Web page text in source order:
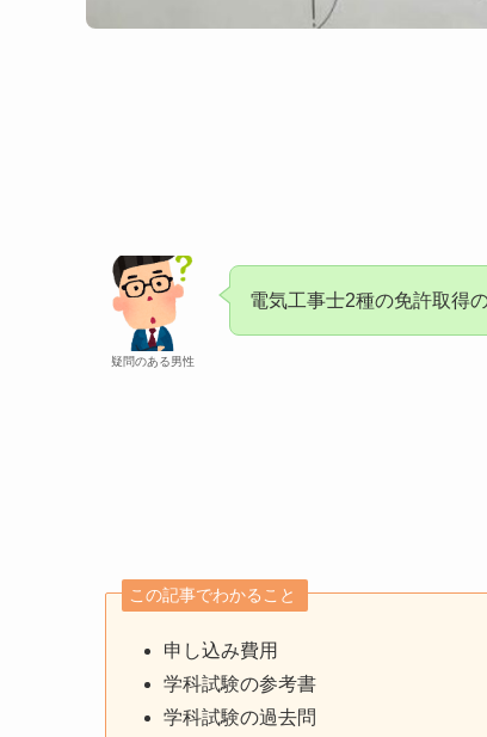
疑問のある男性
電気工事士2種の免許取得
この記事でわかること
申し込み費用
学科試験の参考書
学科試験の過去問